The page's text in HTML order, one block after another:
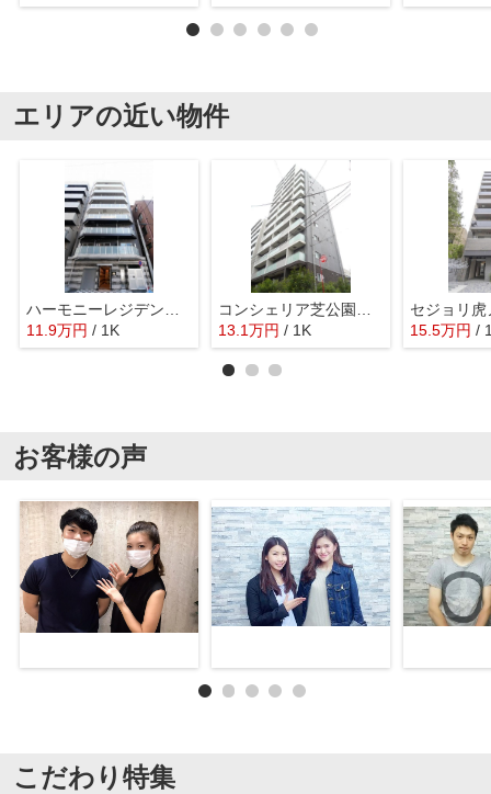
エリアの近い物件
11.9万円 / 1K
13.1万円 / 1K
セジョリ虎
15.5万円 /
お客様の声
こだわり特集